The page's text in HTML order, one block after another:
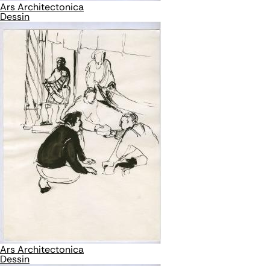
Ars Architectonica
Dessin
Ars Architectonica
Dessin